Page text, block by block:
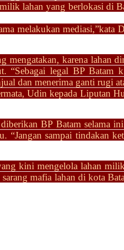
lahanyang berlokasi di
melakukan mediasi,”kata
mengatakan, karena lahan
“Sebagai legal BP Batam
dan menerima ganti rugi
Udin kepada Liputan
BP Batam selama
sampai tindakan
kini mengelola lahan
mafia lahan di kota